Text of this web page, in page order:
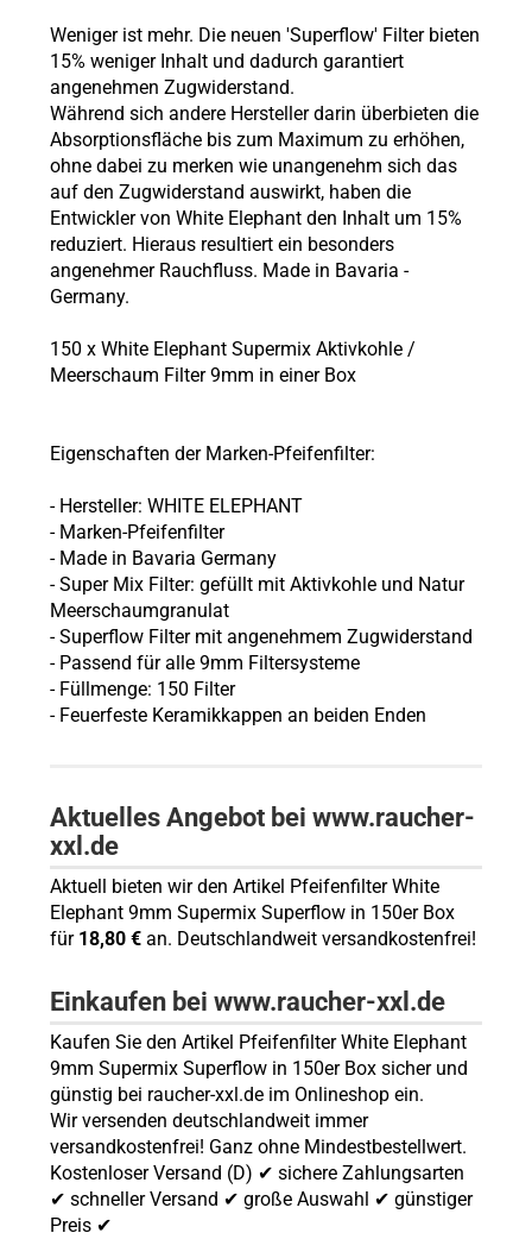
Weniger ist mehr. Die neuen 'Superflow' Filter bieten
15% weniger Inhalt und dadurch garantiert
angenehmen Zugwiderstand.
Während sich andere Hersteller darin überbieten die
Absorptionsfläche bis zum Maximum zu erhöhen,
ohne dabei zu merken wie unangenehm sich das
auf den Zugwiderstand auswirkt, haben die
Entwickler von White Elephant den Inhalt um 15%
reduziert. Hieraus resultiert ein besonders
angenehmer Rauchfluss. Made in Bavaria -
Germany.
150 x White Elephant Supermix Aktivkohle /
Meerschaum Filter 9mm in einer Box
Eigenschaften der Marken-Pfeifenfilter:
- Hersteller: WHITE ELEPHANT
- Marken-Pfeifenfilter
- Made in Bavaria Germany
- Super Mix Filter: gefüllt mit Aktivkohle und Natur
Meerschaumgranulat
- Superflow Filter mit angenehmem Zugwiderstand
- Passend für alle 9mm Filtersysteme
- Füllmenge: 150 Filter
- Feuerfeste Keramikkappen an beiden Enden
Aktuelles Angebot bei www.raucher-
xxl.de
Aktuell bieten wir den Artikel Pfeifenfilter White
Elephant 9mm Supermix Superflow in 150er Box
für 18,80 €an. Deutschlandweit versandkostenfrei!
Einkaufen bei www.raucher-xxl.de
Kaufen Sie den Artikel Pfeifenfilter White Elephant
9mm Supermix Superflow in 150er Box sicher und
günstig bei raucher-xxl.de im Onlineshop ein.
Wir versenden deutschlandweit immer
versandkostenfrei! Ganz ohne Mindestbestellwert.
Kostenloser Versand (D) ✔ sichere Zahlungsarten
✔ schneller Versand ✔ große Auswahl ✔ günstiger
Preis ✔